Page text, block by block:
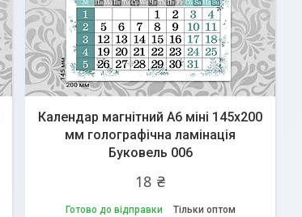
Календар магнітний А6 міні 145х200
мм голографічна ламінація
Буковель 006
18 ₴
Готово до відправки Тільки оптом